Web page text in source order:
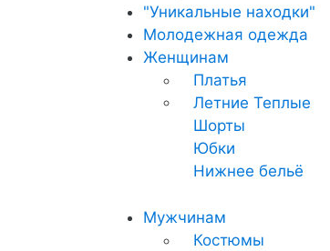
"Уникальные находки"
Молодежная одежда
Женщинам
Платья
Летние Теплые
Шорты
Юбки
Нижнее бельё
Мужчинам
Костюмы